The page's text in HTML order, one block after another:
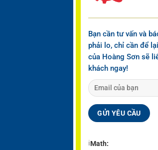
Bạn cần tư vấn và
phải lo, chỉ cần để
của Hoàng Sơn sẽ
khách ngay!
ℹMath: